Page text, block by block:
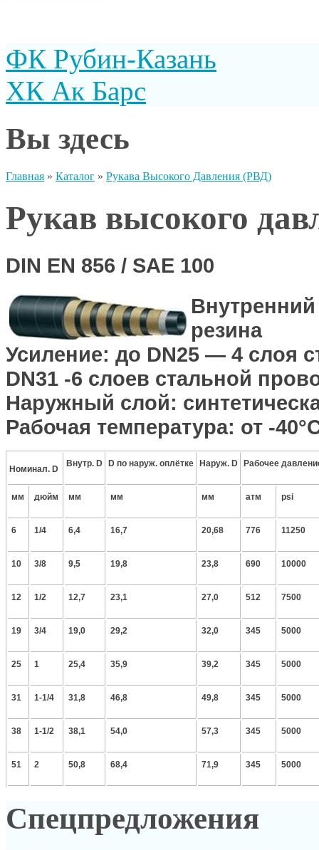
ФК Рубин-Казань
ХК Ак Барс
Вы здесь
Главная » Каталог » Рукава Высокого Давления (РВД)
Рукав высокого
DIN EN 856 / SAE 100
резина
Усиление: до DN25 — 4 слоя
DN31 -6 слоев стальной
Наружный слой:
Рабочая температура: от -
Номинал. D
Внутр. D D по наруж. оплётке Наруж. D Рабочее
мм дюйм мм мм мм атм psi
6 1/4 6,4 16,7 20,68 776 11250
10 3/8 9,5 19,8 23,8 690 10000
12 1/2 12,7 23,1 27,0 512 7500
19 3/4 19,0 29,2 32,0 345 5000
25 1 25,4 35,9 39,2 345 5000
31 1-1/4 31,8 46,8 49,8 345 5000
38 1-1/2 38,1 54,0 57,3 345 5000
51 2 50,8 68,4 71,9 345 5000
Спецпредложения